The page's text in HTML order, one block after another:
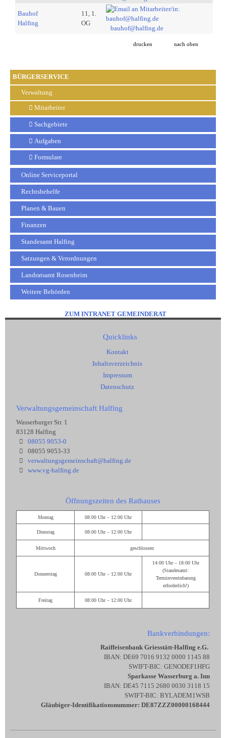
BÜRGERSERVICE
Verwaltung
Mitarbeiter
Sachgebiete
Aufgaben
Formulare
Online Serviceportal
Rechtsbehelfe
Planen & Bauen
Finanzen
Standesamt Halfing
Satzungen & Verordnungen
Landratsamt Rosenheim
Weitere Behörden
Bauhof
Halfing
11, 1.
OG
bauhof@halfing.de
drucken nach oben
ZUM INTRANET GEMEINDERAT
Quicklinks
Kontakt
Inhaltsverzeichnis
Impressum
Datenschutz
Verwaltungsgemeinschaft Halfing
Wasserburger Str. 1
83128 Halfing
08055 9053-0
08055 9053-33
verwaltungsgemeinschaft@halfing.de
www.vg-halfing.de
Öffnungszeiten des Rathauses
Montag 08:00 Uhr – 12:00 Uhr
Dienstag 08:00 Uhr – 12:00 Uhr
Mittwoch geschlossen
Donnerstag 08:00 Uhr – 12:00 Uhr
14:00 Uhr – 18:00 Uhr
(Standesamt:
Terminvereinbarung
erforderlich!)
Freitag 08:00 Uhr – 12:00 Uhr
Bankverbindungen:
Raiffeisenbank Griesstätt-Halfing e.G.
IBAN: DE69 7016 9132 0000 1145 88
SWIFT-BIC: GENODEF1HFG
Sparkasse Wasserburg a. Inn
IBAN: DE45 7115 2680 0030 3118 15
SWIFT-BIC: BYLADEM1WSB
Gläubiger-Identifikationsnummer: DE87ZZZ00000168444